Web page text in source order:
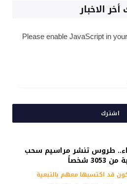
الاخبار
Please enable JavaScript in
اشترك
طروس تنشر مراسيم سحب
شخصاً
قد اكتسبها معهم بالتبعية